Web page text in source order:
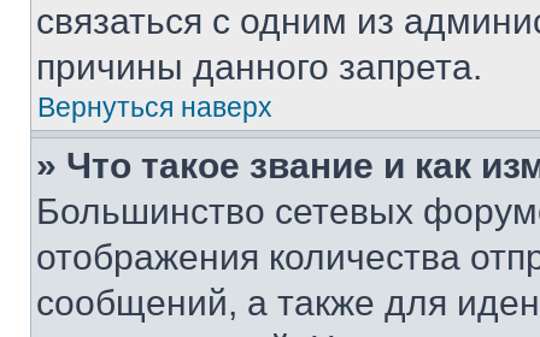
связаться с одним из
причины данного запрета.
Вернуться наверх
» Что такое звание и как
Большинство сетевых
отображения количества
сообщений, а также для